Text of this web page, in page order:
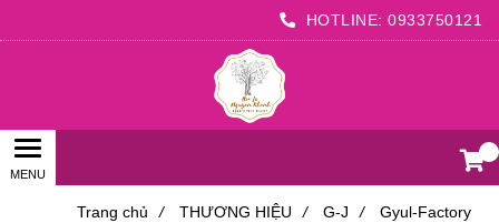
HOTLINE: 0933750121
Trang chủ / THƯƠNG HIỆU / G-J / Gyul-Factory